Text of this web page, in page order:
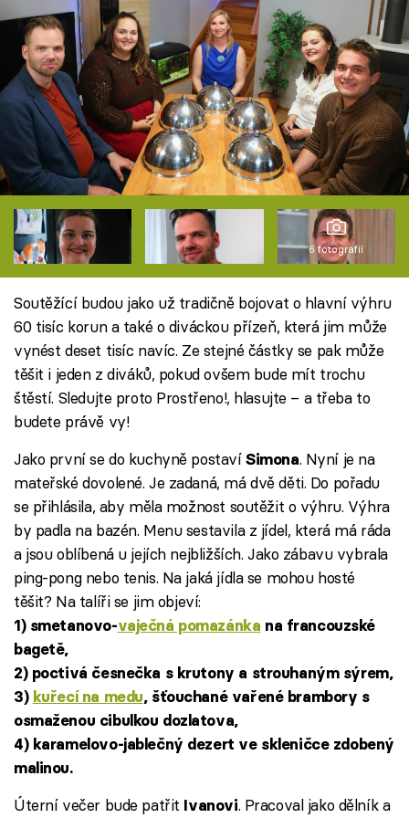
6 fotografií
Soutěžící budou jako už tradičně bojovat o hlavní výhru
60 tisíc korun a také o diváckou přízeň, která jim může
vynést deset tisíc navíc. Ze stejné částky se pak může
těšit i jeden z diváků, pokud ovšem bude mít trochu
štěstí. Sledujte proto Prostřeno!, hlasujte – a třeba to
budete právě vy!
Jako první se do kuchyně postavíSimona. Nyní je na
mateřské dovolené. Je zadaná, má dvě děti. Do pořadu
se přihlásila, aby měla možnost soutěžit o výhru. Výhra
by padla na bazén. Menu sestavila z jídel, která má ráda
a jsou oblíbená u jejích nejbližších. Jako zábavu vybrala
ping-pong nebo tenis. Na jaká jídla se mohou hosté
těšit? Na talíři se jim objeví:
1) smetanovo-vaječná pomazánka na francouzské
bagetě,
2) poctivá česnečka s krutony a strouhaným sýrem,
3) kuřecí na medu, šťouchané vařené brambory s
osmaženou cibulkou dozlatova,
4) karamelovo-jablečný dezert ve skleničce zdobený
malinou.
Úterní večer bude patřit Ivanovi. Pracoval jako dělník a